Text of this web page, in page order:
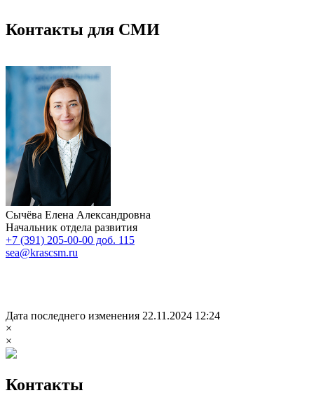
Контакты для СМИ
Сычёва Елена Александровна
Начальник отдела развития
+7 (391) 205-00-00 доб. 115
sea@krascsm.ru
Дата последнего изменения 22.11.2024 12:24
×
×
Контакты